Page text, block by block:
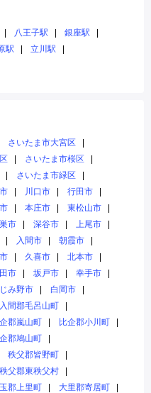
八王子駅
銀座駅
駅 立川駅
さいたま市大宮区
さいたま市桜区
さいたま市緑区
川口市
行田市
本庄市
東松山市
市 深谷市
上尾市
入間市
朝霞市
久喜市
北本市
市 坂戸市
幸手市
み野市
白岡市
入間郡毛呂山町
郡嵐山町
比企郡小川町
郡鳩山町
秩父郡皆野町
秩父郡東秩父村
郡上里町
大里郡寄居町